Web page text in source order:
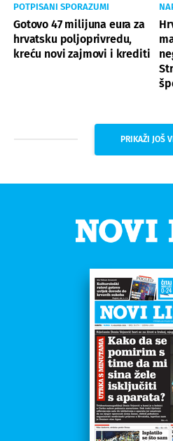
POTPISANI SPORAZUMI
Gotovo 47 milijuna eura za
hrvatsku poljoprivredu,
kreću novi zajmovi i krediti
PRIKAŽI JOŠ